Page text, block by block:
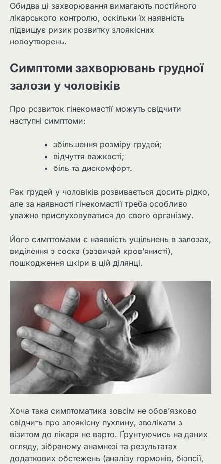
Обидва ці захворювання вимагають постійного
лікарського контролю, оскільки їх наявність
підвищує ризик розвитку злоякісних
новоутворень.
Симптоми захворювань грудної
залози у чоловіків
Про розвиток гінекомастії можуть свідчити
наступні симптоми:
збільшення розміру грудей;
відчуття важкості;
біль та дискомфорт.
Рак грудей у чоловіків розвивається досить рідко,
але за наявності гінекомастії треба особливо
уважно прислуховуватися до свого організму.
Його симптомами є наявність ущільнень в залозах,
виділення з соска (зазвичай кров’янисті),
пошкодження шкіри в цій ділянці.
Хоча така симптоматика зовсім не обов’язково
свідчить про злоякісну пухлину, зволікати з
візитом до лікаря не варто. Ґрунтуючись на даних
огляду, зібраному анамнезі та результатах
додаткових обстежень (аналізу гормонів, біопсії,